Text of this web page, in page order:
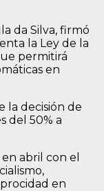
da Silva, firmó
la Ley de la
permitirá
en
la decisión de
del 50% a
abril con el
en